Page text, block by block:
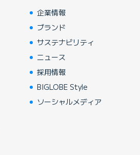
企業情報
ブランド
サステナビリティ
ニュース
採用情報
BIGLOBE Style
ソーシャルメディア